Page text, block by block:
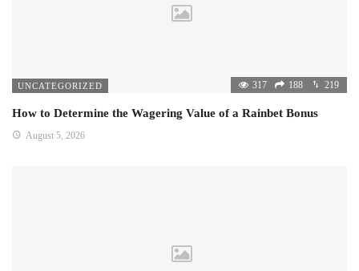
UNCATEGORIZED 317 188 219
How to Determine the Wagering Value of a Rainbet Bonus
August 5, 2026